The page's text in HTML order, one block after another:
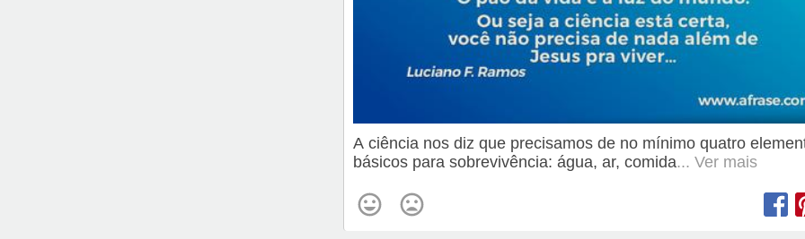
A ciência nos diz que precisamos de no mínimo quatro
básicos para sobrevivência: água, ar, comida... Ver mais